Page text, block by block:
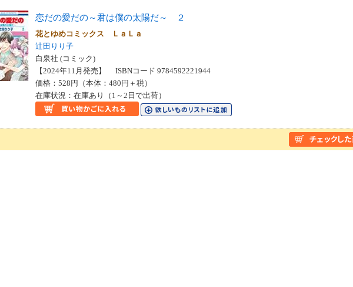
恋だの愛だの～君は僕の太陽だ～ ２
花とゆめコミックス ＬａＬａ
辻田りり子
白泉社 (コミック)
【2024年11月発売】 ISBNコード 9784592221944
価格：528円（本体：480円＋税）
在庫状況：在庫あり（1～2日で出荷）